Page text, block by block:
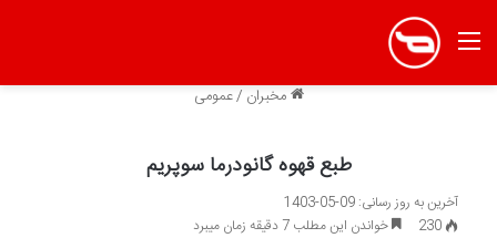
منو
مخبران /عمومی
طبع قهوه گانودرما سوپریم
آخرین به روز رسانی: 09-05-1403
230
خواندن این مطلب 7 دقیقه زمان میبرد